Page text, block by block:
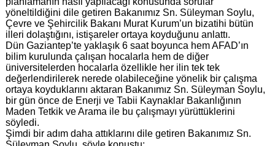
yöneltildiğini dile getiren Bakanımız Sn. Süleyman Soylu,
Çevre ve Şehircilik Bakanı Murat Kurum’un bizatihi bütün
illeri dolaştığını, istişareler ortaya koyduğunu anlattı.
Dün Gaziantep’te yaklaşık 6 saat boyunca hem AFAD’ın
bilim kurulunda çalışan hocalarla hem de diğer
üniversitelerden hocalarla özellikle her ilin tek tek
değerlendirilerek nerede olabileceğine yönelik bir çalışma
ortaya koyduklarını aktaran Bakanımız Sn. Süleyman Soylu,
bir gün önce de Enerji ve Tabii Kaynaklar Bakanlığının
Maden Tetkik ve Arama ile bu çalışmayı yürüttüklerini
söyledi.
Şimdi bir adım daha attıklarını dile getiren Bakanımız Sn.